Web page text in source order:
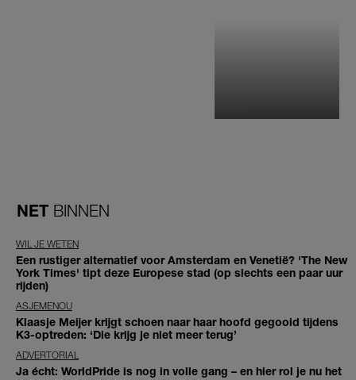
NET BINNEN
WIL JE WETEN
Een rustiger alternatief voor Amsterdam en Venetië? 'The New
York Times' tipt deze Europese stad (op slechts een paar uur
rijden)
ASJEMENOU
Klaasje Meijer krijgt schoen naar haar hoofd gegooid tijdens
K3-optreden: ‘Die krijg je niet meer terug’
ADVERTORIAL
Ja écht: WorldPride is nog in volle gang – en hier rol je nu het